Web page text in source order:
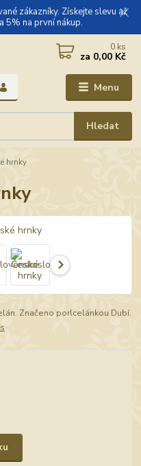
zákazníky. Získejte slevu až
5% na první nákup.
Menu
Hledat
0 ks
za 0,00 Kč
hrnky
Značeno porlcelánkou Dubí.